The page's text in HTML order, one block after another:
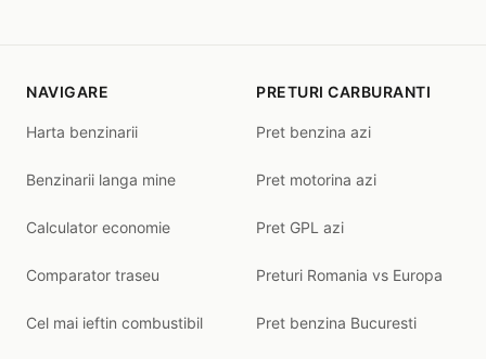
NAVIGARE
Harta benzinarii
Benzinarii langa mine
Calculator economie
Comparator traseu
Cel mai ieftin combustibil
PRETURI CARBURANTI
Pret benzina azi
Pret motorina azi
Pret GPL azi
Preturi Romania vs Europa
Pret benzina Bucuresti